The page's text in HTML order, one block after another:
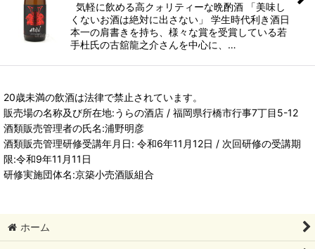
気軽に飲める高クォリティーな晩酌酒 「美味し
くないお酒は絶対に出さない」 学生時代利き酒日
本一の肩書きを持ち、様々な賞を受賞している若
手杜氏の古舘龍之介さんを中心に、…
20歳未満の飲酒は法律で禁止されています。
販売場の名称及び所在地:うらの酒店 / 福岡県行橋市行事7丁目5-12
酒類販売管理者の氏名:浦野明彦
酒類販売管理研修受講年月日: 令和6年11月12日 / 次回研修の受講期
限:令和9年11月11日
研修実施団体名:京築小売酒販組合
ホーム